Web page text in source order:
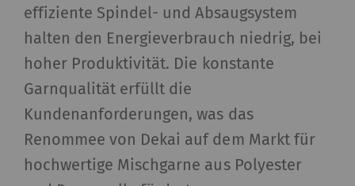
effiziente Spindel- und Absaugsystem
halten den Energieverbrauch niedrig, bei
hoher Produktivität. Die konstante
Garnqualität erfüllt die
Kundenanforderungen, was das
Renommee von Dekai auf dem Markt für
hochwertige Mischgarne aus Polyester